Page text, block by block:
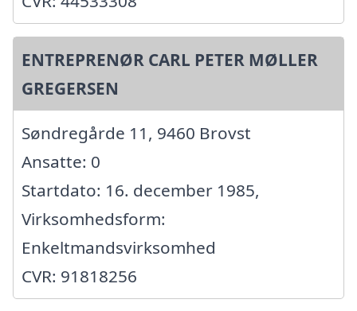
ENTREPRENØR CARL PETER MØLLER
GREGERSEN
Søndregårde 11, 9460 Brovst
Ansatte: 0
Startdato: 16. december 1985,
Virksomhedsform:
Enkeltmandsvirksomhed
CVR: 91818256